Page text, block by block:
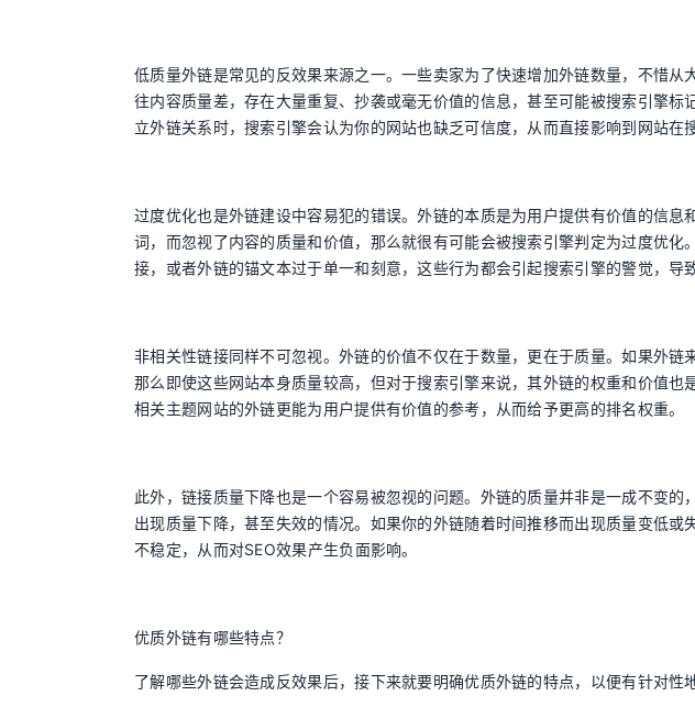
低质量外链是常见的反效果来源之一。一些卖家为了快速增加外链数量，不惜从
往内容质量差，存在大量重复、抄袭或毫无价值的信息，甚至可能被搜索引擎标
立外链关系时，搜索引擎会认为你的网站也缺乏可信度，从而直接影响到网站在
过度优化也是外链建设中容易犯的错误。外链的本质是为用户提供有价值的信息
词，而忽视了内容的质量和价值，那么就很有可能会被搜索引擎判定为过度优化
接，或者外链的锚文本过于单一和刻意，这些行为都会引起搜索引擎的警觉，导
非相关性链接同样不可忽视。外链的价值不仅在于数量，更在于质量。如果外链
那么即使这些网站本身质量较高，但对于搜索引擎来说，其外链的权重和价值也
相关主题网站的外链更能为用户提供有价值的参考，从而给予更高的排名权重。
此外，链接质量下降也是一个容易被忽视的问题。外链的质量并非是一成不变的
出现质量下降，甚至失效的情况。如果你的外链随着时间推移而出现质量变低
不稳定，从而对SEO效果产生负面影响。
优质外链有哪些特点？
了解哪些外链会造成反效果后，接下来就要明确优质外链的特点，以便有针对性